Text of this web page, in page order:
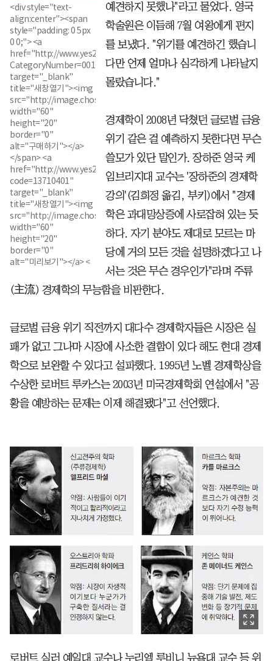
<div style="text-
align:center"><span
style="padding: 0 5px
0 0;"> <a
href="http://www.yes24.com/24/goods/13710401?
CategoryNumber=001001017001007001&pid=106710"
target="_blank"
title="새창열기"><img
src="http://image.chosun.com/books/200811/buy_0528.gif"
width="60"
height="20"
border="0"
alt="구매하기"></a>
</span> <a
href="http://www.yes24.com/home/openinside/viewer0.asp?
code=13710401"
target="_blank"
title="새창열기"><img
src="http://image.chosun.com/books/200811/pre_0528.gif"
width="60"
height="20"
border="0"
alt="미리보기"></a> <
예견하지 못했나"라고 물었다. 영국
학술원은 이듬해 7월 여왕에게 편지
를 보냈다. "위기를 예견하긴 했습니
다만 언제 얼마나 심각하게 나타날지
몰랐습니다."
경제학이 2008년 닥쳤던 글로벌 금융
위기 같은 걸 예측하지 못한다면 무슨
쓸모가 있단 말인가. 장하준 영국 케
임브리지대 교수는 '장하준의 경제학
강의'(김희정 옮김, 부키)에서 "경제
학은 과대망상증에 사로잡혀 있는 듯
하다. 자기 분야도 제대로 모르는 마
당에 거의 모든 것을 설명하겠다고 나
서는 것은 무슨 경우인가"라며 주류
(主流) 경제학의 무능함을 비판한다.
글로벌 금융 위기 직전까지 대다수 경제학자들은 시장은 실
패가 없고 그나마 시장에 사소한 결함이 있다 해도 현대 경제
학으로 보완할 수 있다고 설파했다. 1995년 노벨 경제학상을
수상한 로버트 루카스는 2003년 미국경제학회 연설에서 "공
황을 예방하는 문제는 이제 해결됐다"고 선언했다.
로버트 실러 예일대 교수나 누리엘 루비니 뉴욕대 교수 등 위